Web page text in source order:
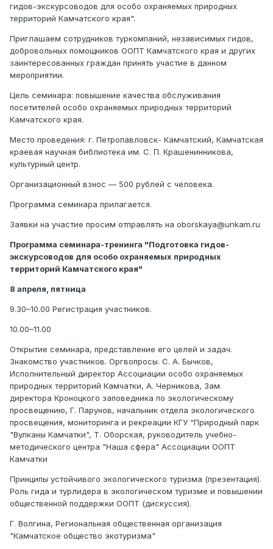
гидов-экскурсоводов для особо охраняемых природных
территорий Камчатского края".
Приглашаем сотрудников туркомпаний, независимых гидов,
добровольных помощников ООПТ Камчатского края и других
заинтересованных граждан принять участие в данном
мероприятии.
Цель семинара: повышение качества обслуживания
посетителей особо охраняемых природных территорий
Камчатского края.
Место проведения: г. Петропавловск- Камчатский, Камчатская
краевая научная библиотека им. С. П. Крашенинникова,
культурный центр.
Организационный взнос — 500 рублей с человека.
Программа семинара прилагается.
Заявки на участие просим отправлять на oborskaya@unkam.ru
Программа семинара-тренинга "Подготовка гидов-
экскурсоводов для особо охраняемых природных
территорий Камчатского края"
8 апреля, пятница
9.30–10.00 Регистрация участников.
10.00–11.00
Открытие семинара, представление его целей и задач.
Знакомство участников. Оргвопросы. С. А. Бычков,
Исполнительный директор Ассоциации особо охраняемых
природных территорий Камчатки, А. Черникова, Зам.
директора Кроноцкого заповедника по экологическому
просвещению, Г. Парунов, начальник отдела экологического
просвещения, мониторинга и рекреации КГУ "Природный парк
"Вулканы Камчатки", Т. Оборская, руководитель учебно-
методического центра "Наша сфера" Ассоциации ООПТ
Камчатки
Принципы устойчивого экологического туризма (презентация).
Роль гида и турлидера в экологическом туризме и повышении
общественной поддержки ООПТ (дискуссия).
Г. Волгина, Региональная общественная организация
"Камчатское общество экотуризма"